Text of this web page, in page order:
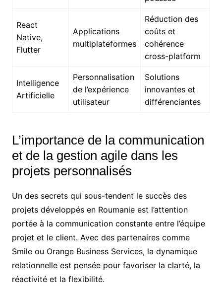
React
Native,
Flutter
Applications
multiplateformes
Réduction des
coûts et
cohérence
cross-platform
Intelligence
Artificielle
Personnalisation
de l’expérience
utilisateur
Solutions
innovantes et
différenciantes
L’importance de la communication
et de la gestion agile dans les
projets personnalisés
Un des secrets qui sous-tendent le succès des
projets développés en Roumanie est l’attention
portée à la communication constante entre l’équipe
projet et le client. Avec des partenaires comme
Smile ou Orange Business Services, la dynamique
relationnelle est pensée pour favoriser la clarté, la
réactivité et la flexibilité.